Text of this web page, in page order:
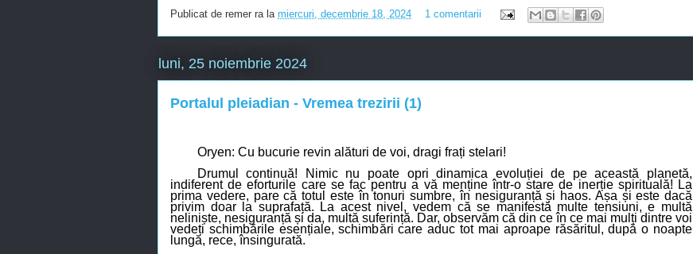
Publicat de remer ra la miercuri, decembrie 18, 2024 1 comentarii
luni, 25 noiembrie 2024
Portalul pleiadian - Vremea trezirii (1)
Oryen: Cu bucurie revin alături de voi, dragi frați stelari!
Drumul continuă! Nimic nu poate opri dinamica evoluției de pe această planetă,
indiferentde eforturi le carese fac pentru a vă menține într-o stare de inerție spirituală! La
prima vedere, pare că totul este în tonuri sumbre, înnesiguranță și haos. Așa și este dacă
privim doar la suprafață. La acest nivel, vedem că se manifestă multe tensiuni, e multă
neliniște, nesiguranță și da, multă suferință. Dar, observăm că din ce în ce mai mulți dintre voi
vedeți schimbările esențiale, schimbări care aduc tot mai aproape răsăritul, după o noapte
lungă, rece, însingurată.